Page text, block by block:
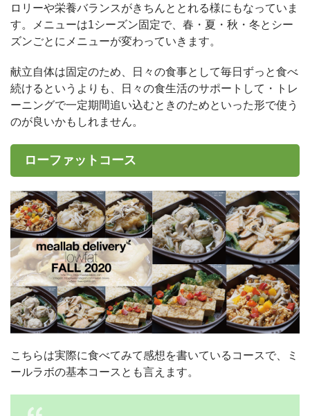
ロリーや栄養バランスがきちんととれる様にもなっていま
す。メニューは1シーズン固定で、春・夏・秋・冬とシー
ズンごとにメニューが変わっていきます。
献立自体は固定のため、日々の食事として毎日ずっと食べ
続けるというよりも、日々の食生活のサポートして・トレ
ーニングで一定期間追い込むときのためといった形で使う
のが良いかもしれません。
ローファットコース
こちらは実際に食べてみて感想を書いているコースで、ミ
ールラボの基本コースとも言えます。